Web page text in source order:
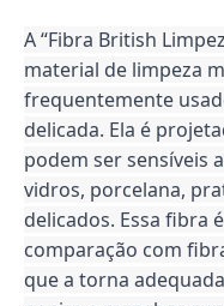
A “Fibra British
material de limpeza
frequentemente
delicada. Ela é
podem ser sensíveis
vidros, porcelana,
delicados. Essa fibra
comparação com
que a torna